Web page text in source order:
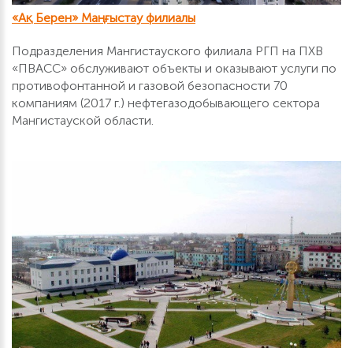
«Ақ Берен» Маңғыстау филиалы
Подразделения Мангистауского филиала РГП на ПХВ
«ПВАСС» обслуживают объекты и оказывают услуги по
противофонтанной и газовой безопасности 70
компаниям (2017 г.) нефтегазодобывающего сектора
Мангистауской области.